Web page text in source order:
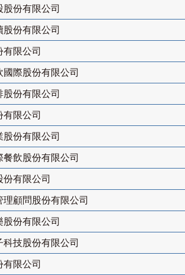
股份有限公司
股份有限公司
有限公司
國際股份有限公司
股份有限公司
有限公司
股份有限公司
餐飲股份有限公司
份有限公司
理顧問股份有限公司
股份有限公司
科技股份有限公司
有限公司